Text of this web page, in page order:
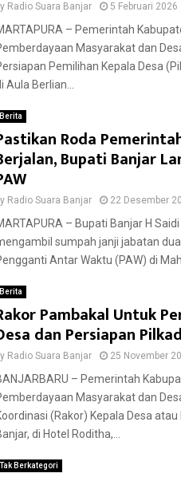
Radio Suara Banjar 5 Februari 2026
– Pemerintah
Masyarakat dan
Pemilihan Kepala Desa
Aula Berlian...
Berita
Roda
Bupati Banjar
Radio Suara Banjar 22 Desember
– Bupati Banjar H
sumpah janji jabatan
Antar Waktu (PAW) di
Berita
Pambakal Untuk
dan Persiapan
Radio Suara Banjar 25 November
– Pemerintah
Masyarakat dan
(Rakor) Kepala Desa
di Hotel Roditha,...
Tak Berkategori